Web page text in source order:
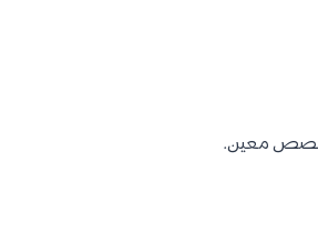
تخصص معين.